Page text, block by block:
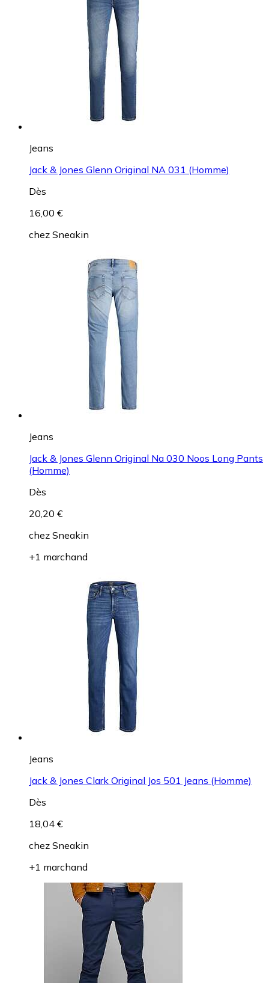
Jeans
Jack & Jones Glenn Original NA 031 (Homme)
Dès
16,00 €
chez Sneakin
Jeans
Jack & Jones Glenn Original Na 030 Noos Long Pants
(Homme)
Dès
20,20 €
chez Sneakin
+1 marchand
Jeans
Jack & Jones Clark Original Jos 501 Jeans (Homme)
Dès
18,04 €
chez Sneakin
+1 marchand